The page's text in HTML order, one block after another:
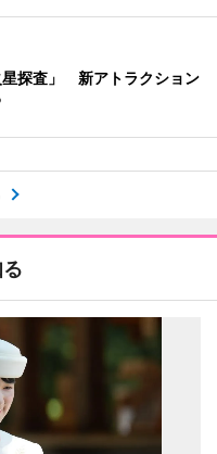
星探査」 新アトラクション